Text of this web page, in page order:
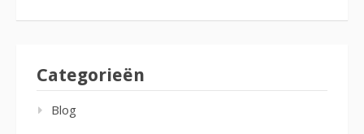
Categorieën
Blog